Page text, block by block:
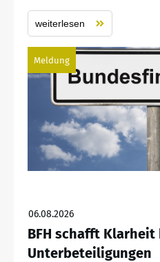
weiterlesen
Meldung
06.08.2026
BFH schafft Klarheit
Unterbeteiligungen